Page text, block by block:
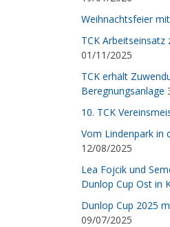
Weihnachtsfeier
TCK Arbeitseinsatz
01/11/2025
TCK erhält
Beregnungsanlage
10. TCK
Vom Lindenpark in
12/08/2025
Lea Fojcik und
Dunlop Cup Ost in
Dunlop Cup 2025
09/07/2025